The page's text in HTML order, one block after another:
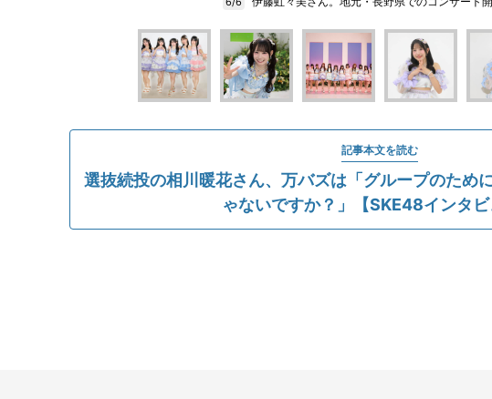
記事本文を読む
選抜続投の相川暖花さん、万バズは「グループのた
ゃないですか？」【SKE48インタビ